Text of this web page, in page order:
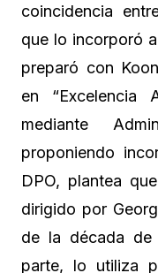
coincidencia
que lo incorporó
preparó con
en “Excelencia
mediante
proponiendo
DPO, plantea
dirigido por
de la década de
parte, lo utiliza